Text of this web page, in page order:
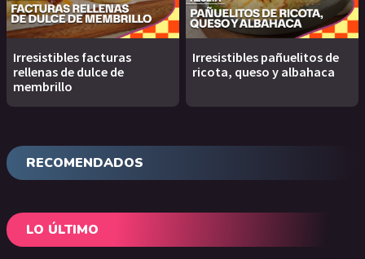
Irresistibles facturas
rellenas de dulce de
membrillo
Irresistibles pañuelitos de
ricota, queso y albahaca
RECOMENDADOS
LO ÚLTIMO